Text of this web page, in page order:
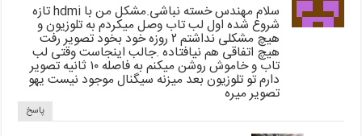
سلام مهندس خسته نباشی.مشکل من با hdmi تازه
شروع شده اول لب تاب وصل میکردم‌ به تلوزیون و
هیچ مشکلی نداشتم ۲ روزه خود بخود تصویر رفت
هیچ اتفاقی هم نیافتاده .جالب اینجاست وقتی لب
تاب و خاموش روشن میکنم به فاصله ۱۰ ثانیه تصویر
دارم تو تلوزیون بعد میزنه سیگنال موجود نیست یهو
تصویر میره
پاسخ